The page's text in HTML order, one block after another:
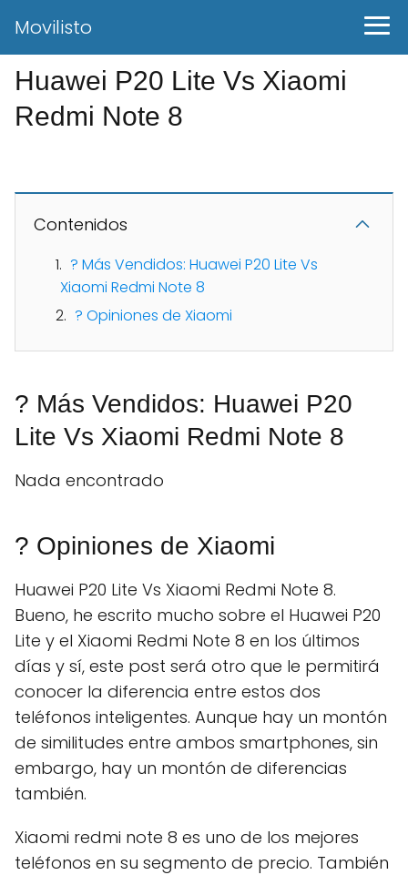
Movilisto
Huawei P20 Lite Vs Xiaomi
Redmi Note 8
Contenidos
? Más Vendidos: Huawei P20 Lite Vs
Xiaomi Redmi Note 8
? Opiniones de Xiaomi
? Más Vendidos: Huawei P20
Lite Vs Xiaomi Redmi Note 8
Nada encontrado
? Opiniones de Xiaomi
Huawei P20 Lite Vs Xiaomi Redmi Note 8.
Bueno, he escrito mucho sobre el Huawei P20
Lite y el Xiaomi Redmi Note 8 en los últimos
días y sí, este post será otro que le permitirá
conocer la diferencia entre estos dos
teléfonos inteligentes. Aunque hay un montón
de similitudes entre ambos smartphones, sin
embargo, hay un montón de diferencias
también.
Xiaomi redmi note 8 es uno de los mejores
teléfonos en su segmento de precio. También